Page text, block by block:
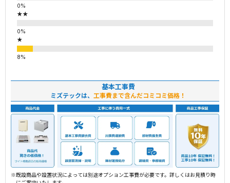
★★
★
基本工事費
ミズテックは、 工事費まで含んだコミコミ価格！
※既設商品や設置状況によっては別途オプション工事費が必要です。詳しくはお見積り時